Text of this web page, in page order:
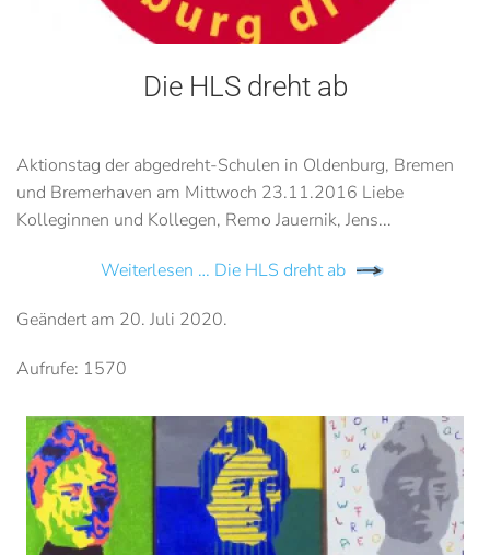
Die HLS dreht ab
Aktionstag der abgedreht-Schulen in Oldenburg, Bremen
und Bremerhaven am Mittwoch 23.11.2016 Liebe
Kolleginnen und Kollegen, Remo Jauernik, Jens...
Weiterlesen … Die HLS dreht ab
Geändert am 20. Juli 2020.
Aufrufe: 1570